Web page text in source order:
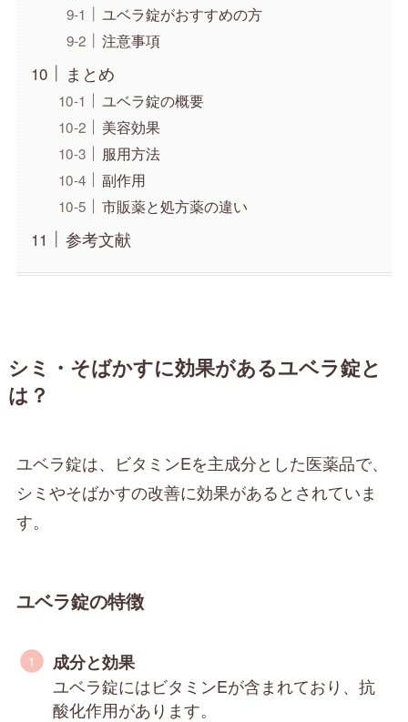
ユベラ錠がおすすめの方
注意事項
まとめ
ユベラ錠の概要
美容効果
服用方法
副作用
市販薬と処方薬の違い
参考文献
シミ・そばかすに効果があるユベラ錠と
は？
ユベラ錠は、ビタミンEを主成分とした医薬品で、
シミやそばかすの改善に効果があるとされていま
す。
ユベラ錠の特徴
成分と効果
ユベラ錠にはビタミンEが含まれており、抗
酸化作用があります。